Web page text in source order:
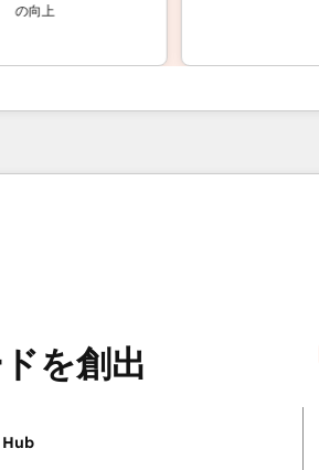
上
を創出